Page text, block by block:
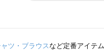
ャツ・ブラウスなど定番アイテ